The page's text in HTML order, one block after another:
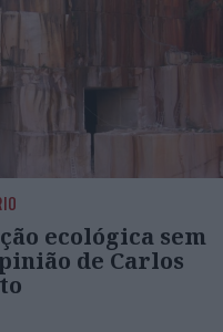
ecológica sem
de Carlos